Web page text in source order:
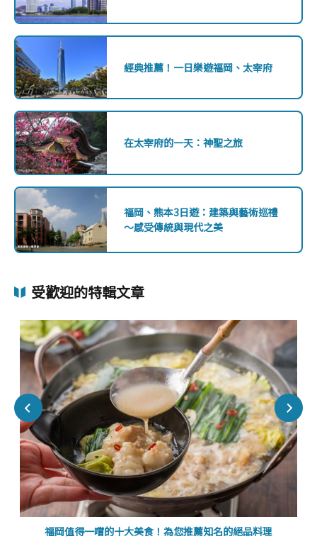
經典推薦！一日樂遊福岡、太宰府
在太宰府的一天：神聖之旅
福岡、熊本3日遊：建築與藝術巡禮
～感受傳統與現代之美
受歡迎的特輯文章
福岡值得一嚐的十大美食！為您推薦知名的絕品料理